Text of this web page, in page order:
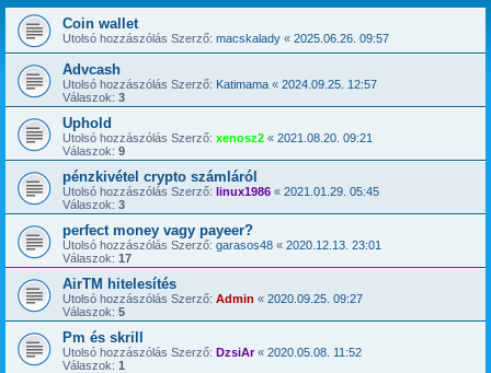
Coin wallet
Utolsó hozzászólás Szerző: macskalady « 2025.06.26. 09:57
Advcash
Utolsó hozzászólás Szerző: Katimama « 2024.09.25. 12:57
Válaszok: 3
Uphold
Utolsó hozzászólás Szerző: xenosz2 « 2021.08.20. 09:21
Válaszok: 9
pénzkivétel crypto számláról
Utolsó hozzászólás Szerző: linux1986 « 2021.01.29. 05:45
Válaszok: 3
perfect money vagy payeer?
Utolsó hozzászólás Szerző: garasos48 « 2020.12.13. 23:01
Válaszok: 17
AirTM hitelesítés
Utolsó hozzászólás Szerző: Admin « 2020.09.25. 09:27
Válaszok: 5
Pm és skrill
Utolsó hozzászólás Szerző: DzsiAr« 2020.05.08. 11:52
Válaszok: 1